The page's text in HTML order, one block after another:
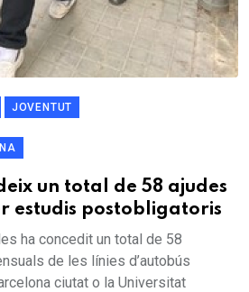
JOVENTUT
un total de 58 ajudes
estudis postobligatoris
ha concedit un total de 58
de les línies d’autobús
ciutat o la Universitat